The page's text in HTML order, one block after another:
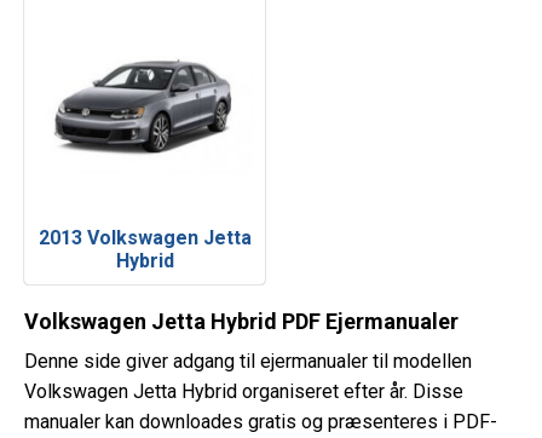
2013 Volkswagen Jetta
Hybrid
Volkswagen Jetta Hybrid PDF Ejermanualer
Denne side giver adgang til ejermanualer til modellen
Volkswagen Jetta Hybrid organiseret efter år. Disse
manualer kan downloades gratis og præsenteres i PDF-